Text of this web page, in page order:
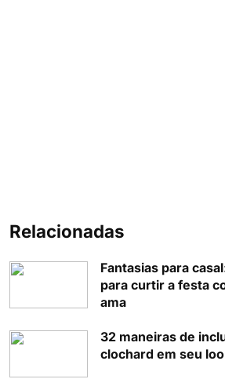
Relacionadas
Fantasias para
para curtir a festa
ama
32 maneiras de
clochard em seu